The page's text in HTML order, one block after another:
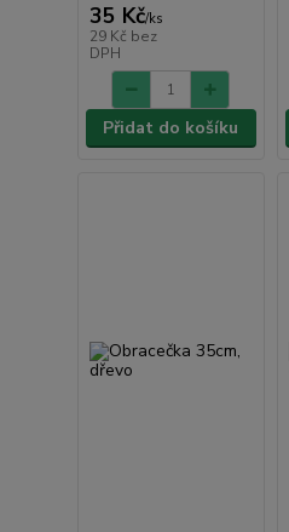
35 Kč/ks
29 Kč bez
DPH
Přidat do košíku